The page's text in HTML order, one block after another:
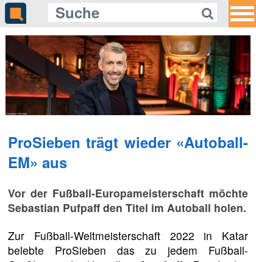
Gleich auf Quotenmeter:
arte räumt mit dem Salieri-Mythos
auf
ProSieben trägt wieder «Autoball-
EM» aus
Vor der Fußball-Europameisterschaft möchte
Sebastian Pufpaff den Titel im Autoball holen.
Zur Fußball-Weltmeisterschaft 2022 in Katar
belebte ProSieben das zu jedem Fußball-